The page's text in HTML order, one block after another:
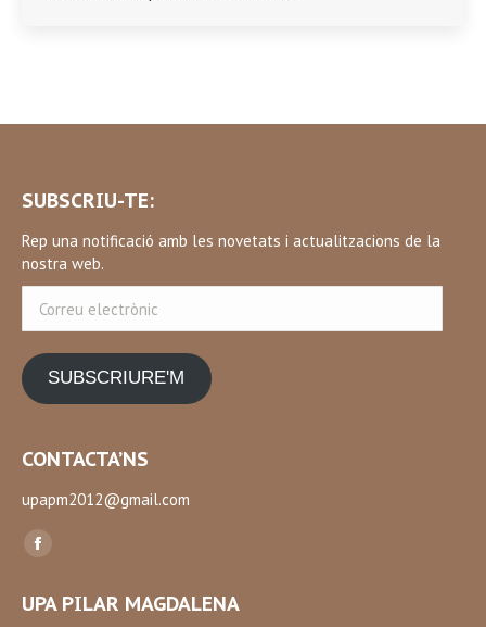
SUBSCRIU-TE:
Rep una notificació amb les novetats i actualitzacions de la
nostra web.
electrònic
SUBSCRIURE'M
CONTACTA’NS
upapm2012@gmail.com
Find us on:
Facebook
opens
UPA PILAR MAGDALENA